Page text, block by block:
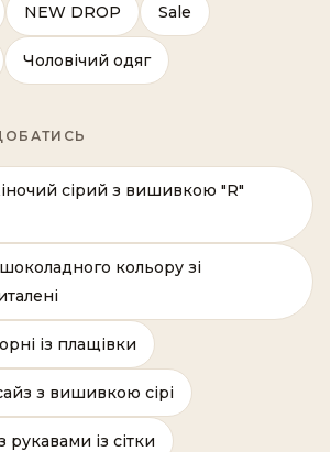
NEW DROP Sale
Чоловічий одяг
сірий з вишивкою "R"
кольору зі
із плащівки
з вишивкою сірі
рукавами із сітки